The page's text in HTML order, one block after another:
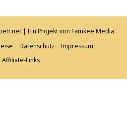
| Ein Projekt von Famkee Media
Datenschutz
Impressum
Affiliate-Links